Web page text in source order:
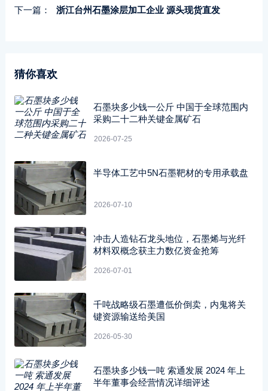
下一篇：
浙江台州石墨涂层加工企业 源头现货直发
猜你喜欢
石墨块多少钱一公斤 中国于全球范围内
采购二十二种关键金属矿石
2026-07-25
半导体工艺中5N石墨靶材的专用承载盘
2026-07-10
冲击人造钻石龙头地位，石墨烯与光纤
材料双概念获主力数亿资金抢筹
2026-07-01
千吨战略级石墨遭低价倒卖，内鬼将关
键资源输送给美国
2026-05-30
石墨块多少钱一吨 索通发展 2024 年上
半年董事会经营情况详细评述